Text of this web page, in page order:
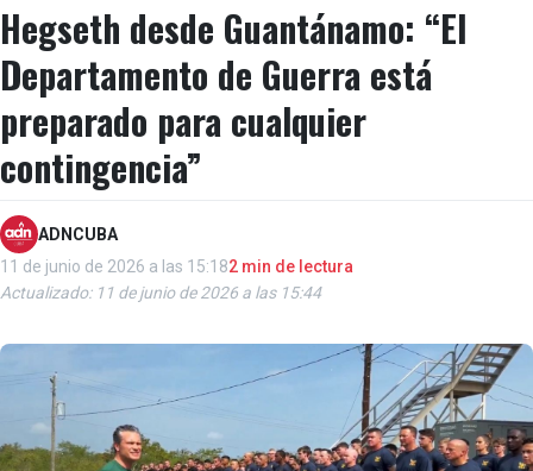
Hegseth desde Guantánamo: “El
Departamento de Guerra está
preparado para cualquier
contingencia”
ADNCUBA
11 de junio de 2026 a las 15:182 min de lectura
Actualizado: 11 de junio de 2026 a las 15:44